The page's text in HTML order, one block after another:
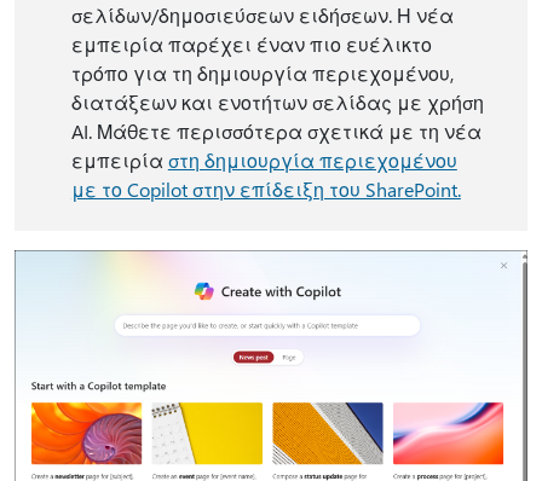
σελίδων/δημοσιεύσεων ειδήσεων. Η νέα
εμπειρία παρέχει έναν πιο ευέλικτο
τρόπο για τη δημιουργία περιεχομένου,
διατάξεων και ενοτήτων σελίδας με χρήση
AI. Μάθετε περισσότερα σχετικά με τη νέα
εμπειρία στη δημιουργία περιεχομένου
με το Copilot στην επίδειξη του SharePoint.